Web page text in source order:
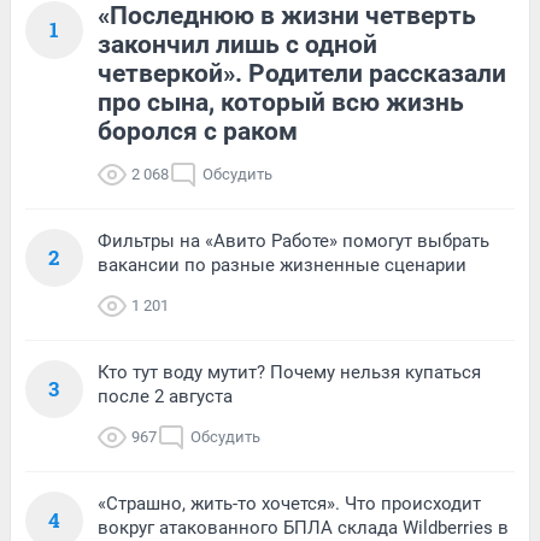
1
«Последнюю в жизни четверть
закончил лишь с одной
четверкой». Родители рассказали
про сына, который всю жизнь
боролся с раком
2 068 Обсудить
2
Фильтры на «Авито Работе» помогут выбрать
вакансии по разные жизненные сценарии
1 201
3
Кто тут воду мутит? Почему нельзя купаться
после 2 августа
967 Обсудить
4
«Страшно, жить-то хочется». Что происходит
вокруг атакованного БПЛА склада Wildberries в